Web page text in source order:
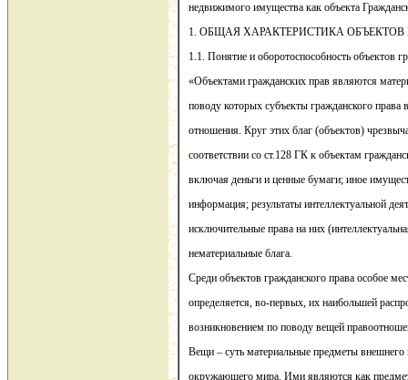
недвижимого имущества как объекта
1. ОБЩАЯ ХАРАКТЕРИСТИКА
1.1. Понятие и оборотоспособность объектов
«Объектами гражданских прав являются
поводу которых субъекты гражданского
отношения. Круг этих благ (объектов)
соответствии со ст.128 ГК к объектам
включая деньги и ценные бумаги; иное
информация; результаты интеллектуальной
исключительные права на них
нематериальные блага.
Среди объектов гражданского права особое
определяется, во-первых, их наибольшей
возникновением по поводу вещей
Вещи – суть материальные предметы
окружающего мира. Ими являются как